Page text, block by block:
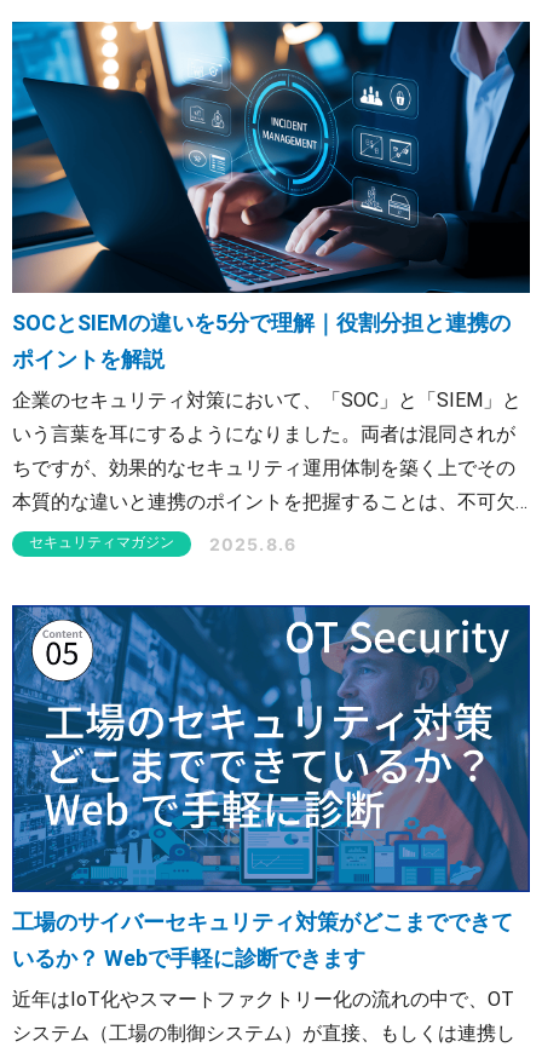
で、一部の重要な安全対策が見落とされ、手つかずになっ
ています。このまま放置すれば、深刻な事故にも発展しか
ねません。「見落とされている安全対策」とは、いったい
どのようなものでしょうか？ 本コラムでは、工場の安全対
策を強化したい方、より万全な安全対策を知りたい方に向
けて、これからの時代に不可欠な工場の安全対策を解説し
ます。
SOCとSIEMの違いを5分で理解｜役割分担と連携の
ポイントを解説
企業のセキュリティ対策において、「SOC」と「SIEM」と
いう言葉を耳にするようになりました。両者は混同されが
ちですが、効果的なセキュリティ運用体制を築く上でその
本質的な違いと連携のポイントを把握することは、不可欠
です。本記事では、SOCとSIEMの根本的な違いを明確に
践的なヒントもご紹介します。
セキュリティマガジン 2025.8.6
工場のサイバーセキュリティ対策がどこまでできて
いるか？ Webで手軽に診断できます
近年はIoT化やスマートファクトリー化の流れの中で、OT
システム（工場の制御システム）が直接、もしくは連携し